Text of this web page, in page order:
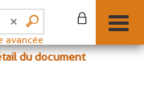
avancée
du document